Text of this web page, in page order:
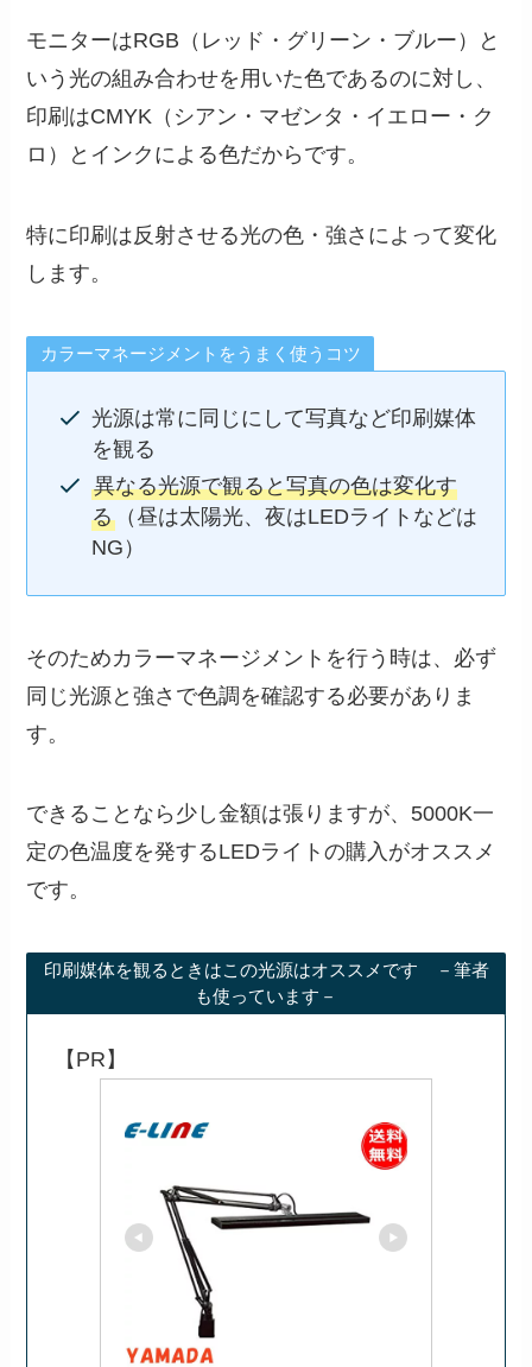
モニターはRGB（レッド・グリーン・ブルー）と
いう光の組み合わせを用いた色であるのに対し、
印刷はCMYK（シアン・マゼンタ・イエロー・ク
ロ）とインクによる色だからです。
特に印刷は反射させる光の色・強さによって変化
します。
カラーマネージメントをうまく使うコツ
光源は常に同じにして写真など印刷媒体
を観る
異なる光源で観ると写真の色は変化す
る （昼は太陽光、夜はLEDライトなどは
NG）
そのためカラーマネージメントを行う時は、必ず
同じ光源と強さで色調を確認する必要がありま
す。
できることなら少し金額は張りますが、5000K一
定の色温度を発するLEDライトの購入がオススメ
です。
印刷媒体を観るときはこの光源はオススメです －筆者
も使っています－
【PR】